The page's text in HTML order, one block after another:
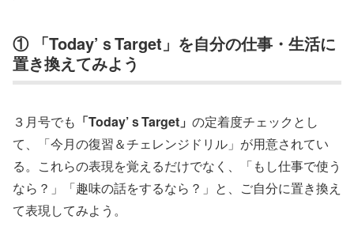
① 「Today’ｓTarget」を自分の仕事・生活に
置き換えてみよう
３月号でも 「Today’ｓTarget」 の定着度チェックとし
て、「今月の復習＆チェレンジドリル」が用意されてい
る。これらの表現を覚えるだけでなく、「もし仕事で使う
なら？」「趣味の話をするなら？」と、ご自分に置き換え
て表現してみよう。